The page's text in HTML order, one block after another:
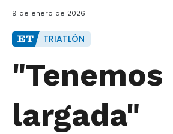
9 de enero de 2026
TRIATLÓN
largada"